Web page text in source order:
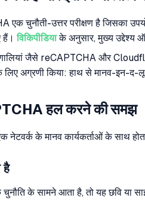
एक चुनौती-उत्तर परीक्षण है जिसका
हैं।विकिपीडियाके अनुसार, मुख्य उद्देश्य
जैसे reCAPTCHA और
लिए अग्रणी किया: हाथ से मानव-इन-
हल करने की समझ
नेटवर्क के मानव कार्यकर्ताओं के साथ
है
के सामने आता है, तो यह छवि या